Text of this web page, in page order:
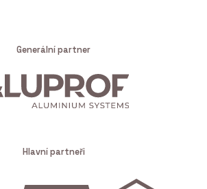
Generální partner
Hlavní partneři